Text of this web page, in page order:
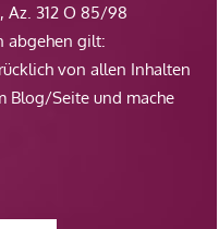
Az. 312 O 85/98
abgehen gilt:
von allen Inhalten
Blog/Seite und mache